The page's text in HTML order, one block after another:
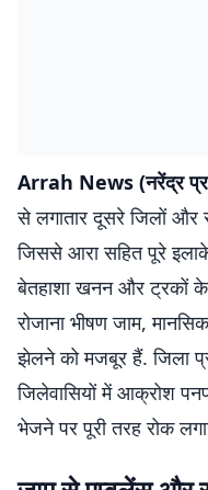
Arrah News (नरेंद्र
से लगातार दूसरे जिलों और
जिससे आरा सहित पूरे
बेतहाशा खनन और ट्रकों के
रोजाना भीषण जाम,
झेलने को मजबूर हैं. जिला
जिलेवासियों में आक्रोश
भेजने पर पूरी तरह रोक